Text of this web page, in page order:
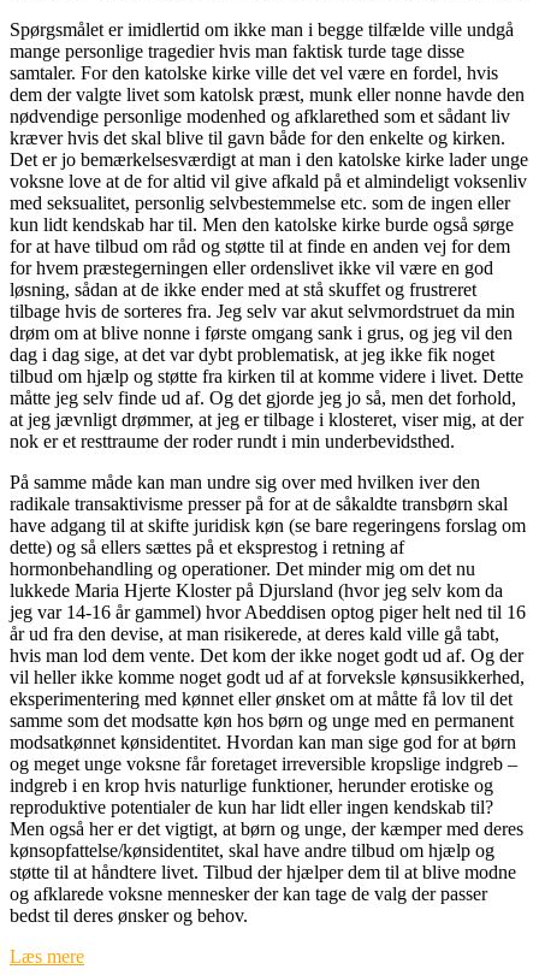
Spørgsmålet er imidlertid om ikke man i begge tilfælde ville undgå
mange personlige tragedier hvis man faktisk turde tage disse
samtaler. For den katolske kirke ville det vel være en fordel, hvis
dem der valgte livet som katolsk præst, munk eller nonne havde den
nødvendige personlige modenhed og afklarethed som et sådant liv
kræver hvis det skal blive til gavn både for den enkelte og kirken.
Det er jo bemærkelsesværdigt at man i den katolske kirke lader unge
voksne love at de for altid vil give afkald på et almindeligt voksenliv
med seksualitet, personlig selvbestemmelse etc. som de ingen eller
kun lidt kendskab har til. Men den katolske kirke burde også sørge
for at have tilbud om råd og støtte til at finde en anden vej for dem
for hvem præstegerningen eller ordenslivet ikke vil være en god
løsning, sådan at de ikke ender med at stå skuffet og frustreret
tilbage hvis de sorteres fra. Jeg selv var akut selvmordstruet da min
drøm om at blive nonne i første omgang sank i grus, og jeg vil den
dag i dag sige, at det var dybt problematisk, at jeg ikke fik noget
tilbud om hjælp og støtte fra kirken til at komme videre i livet. Dette
måtte jeg selv finde ud af. Og det gjorde jeg jo så, men det forhold,
at jeg jævnligt drømmer, at jeg er tilbage i klosteret, viser mig, at der
nok er et resttraume der roder rundt i min underbevidsthed.
På samme måde kan man undre sig over med hvilken iver den
radikale transaktivisme presser på for at de såkaldte transbørn skal
have adgang til at skifte juridisk køn (se bare regeringens forslag om
dette) og så ellers sættes på et eksprestog i retning af
hormonbehandling og operationer. Det minder mig om det nu
lukkede Maria Hjerte Kloster på Djursland (hvor jeg selv kom da
jeg var 14-16 år gammel) hvor Abeddisen optog piger helt ned til 16
år ud fra den devise, at man risikerede, at deres kald ville gå tabt,
hvis man lod dem vente. Det kom der ikke noget godt ud af. Og der
vil heller ikke komme noget godt ud af at forveksle kønsusikkerhed,
eksperimentering med kønnet eller ønsket om at måtte få lov til det
samme som det modsatte køn hos børn og unge med en permanent
modsatkønnet kønsidentitet. Hvordan kan man sige god for at børn
og meget unge voksne får foretaget irreversible kropslige indgreb –
indgreb i en krop hvis naturlige funktioner, herunder erotiske og
reproduktive potentialer de kun har lidt eller ingen kendskab til?
Men også her er det vigtigt, at børn og unge, der kæmper med deres
kønsopfattelse/kønsidentitet, skal have andre tilbud om hjælp og
støtte til at håndtere livet. Tilbud der hjælper dem til at blive modne
og afklarede voksne mennesker der kan tage de valg der passer
bedst til deres ønsker og behov.
Læs mere